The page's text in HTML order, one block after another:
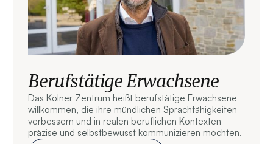
Berufstätige Erwachsene
Das Kölner Zentrum heißt berufstätige Erwachsene
willkommen, die ihre mündlichen Sprachfähigkeiten
verbessern und in realen beruflichen Kontexten
präzise und selbstbewusst kommunizieren möchten.